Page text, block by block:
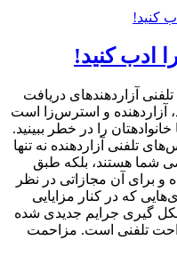
ادب کنید!
آزاردهندهای دریافت
آزاردهنده و استرس‌زا است
و حتی گاهی ممکن است امنیت خود یا خانواده‎تان را در خطر ببینید.
تلفنی آزاردهنده نه تنها
شما هستند، بلکه طبق
برای آن مجازاتی در نظر
که در کنار مزایایی
گیری جرایم جدیدی شده
تلفنی است. مزاحمت